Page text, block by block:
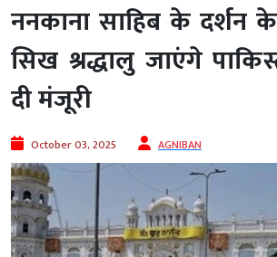
ननकाना साहिब के दर्शन
सिख श्रद्धालु जाएंगे
दी मंजूरी
October 03, 2025 AGNIBAN